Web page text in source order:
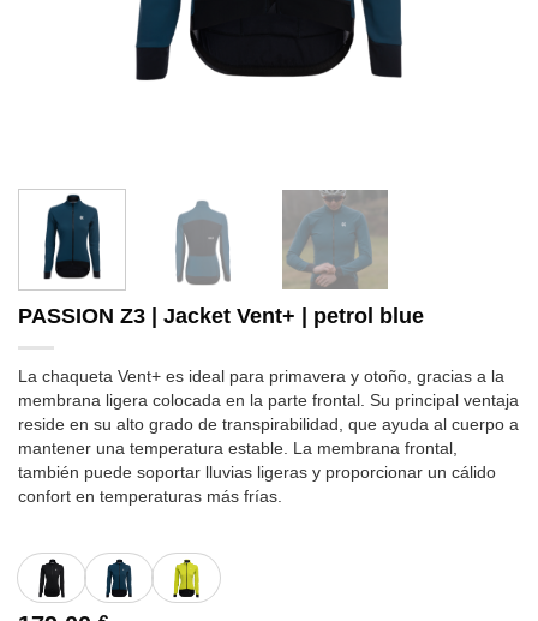
PASSION Z3 | Jacket Vent+ | petrol blue
La chaqueta Vent+ es ideal para primavera y otoño, gracias a la
membrana ligera colocada en la parte frontal. Su principal ventaja
reside en su alto grado de transpirabilidad, que ayuda al cuerpo a
mantener una temperatura estable. La membrana frontal,
también puede soportar lluvias ligeras y proporcionar un cálido
confort en temperaturas más frías.